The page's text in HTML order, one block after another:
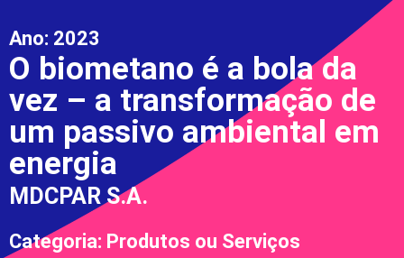
Ano: 2023
O biometano é a bola da
vez – a transformação de
um passivo ambiental em
energia
MDCPAR S.A.
Categoria: Produtos ou Serviços